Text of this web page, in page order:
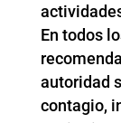
En todos
autoridad
contagio,